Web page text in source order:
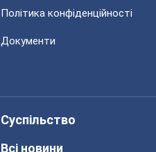
Політика конфіденційності
Документи
Суспільство
Всі новини